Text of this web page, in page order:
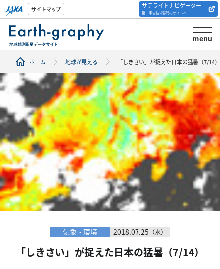
サイトマップ サテライトナビゲーター
第一宇宙技術部門のサイトへ
menu
解析ツール/サイトの
紹介
ホーム 地球が見える 「しきさい」が捉えた日本の猛暑（7/14）
気象・環境 2018.07.25 （水）
「しきさい」が捉えた日本の猛暑（7/14）